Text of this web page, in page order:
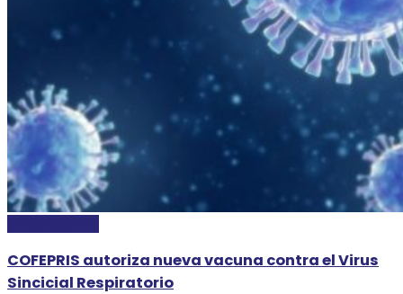
COFEPRIS autoriza nueva vacuna contra el Virus
Sincicial Respiratorio